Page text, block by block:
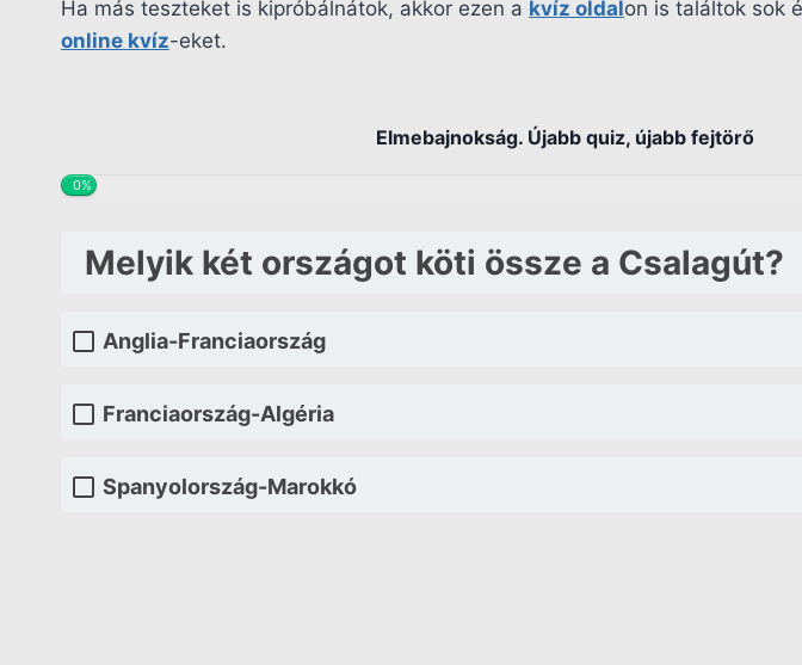
Ha más teszteket is kipróbálnátok, akkor ezen a kvíz oldalon is találtok sok
online kvíz-eket.
Elmebajnokság. Újabb quiz, újabb fejtörő
0%
Melyik két országot köti össze a Csalagút?
Anglia-Franciaország
Franciaország-Algéria
Spanyolország-Marokkó